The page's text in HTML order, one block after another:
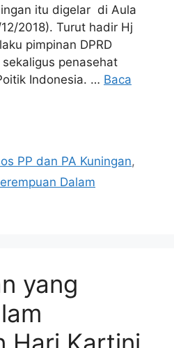
itu digelar di Aula
2018). Turut hadir Hj
pimpinan DPRD
penasehat
Indonesia. … Baca
PP dan PA Kuningan,
Dalam
yang